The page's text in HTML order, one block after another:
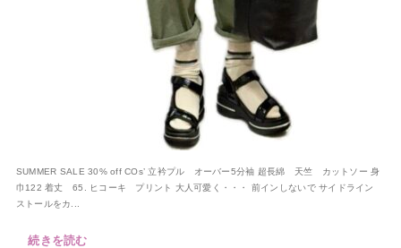
SUMMER SALE 30% off COs’ 立衿プル オーバー5分袖 超長綿 天竺 カットソー 身
巾122 着丈 65. ヒコーキ プリント 大人可愛く・・・ 前インしないで サイドライン
ストールをカ...
続きを読む